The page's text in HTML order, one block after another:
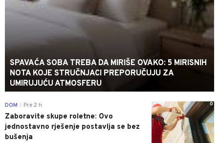
SPAVAĆA SOBA TREBA DA MIRIŠE OVAKO: 5 MIRISNIH
NOTA KOJE STRUČNJACI PREPORUČUJU ZA
UMIRUJUĆU ATMOSFERU
0
DOM Pre 2 h
Zaboravite skupe roletne: Ovo
jednostavno rješenje postavlja se bez
bušenja